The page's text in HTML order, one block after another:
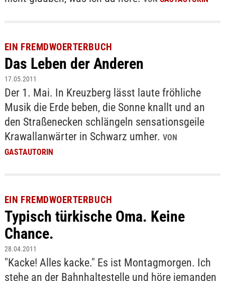
EIN FREMDWOERTERBUCH
Das Leben der Anderen
17.05.2011
Der 1. Mai. In Kreuzberg lässt laute fröhliche
Musik die Erde beben, die Sonne knallt und an
den Straßenecken schlängeln sensationsgeile
Krawallanwärter in Schwarz umher. VON
GASTAUTORIN
EIN FREMDWOERTERBUCH
Typisch türkische Oma. Keine
Chance.
28.04.2011
"Kacke! Alles kacke." Es ist Montagmorgen. Ich
stehe an der Bahnhaltestelle und höre jemanden